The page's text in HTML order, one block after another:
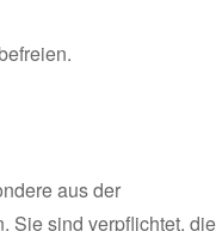
aus der
Sie sind verpflichtet, die